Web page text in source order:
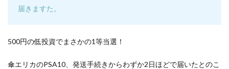
届きますた。
500円の低投資でまさかの1等当選！
傘エリカのPSA10、発送手続きからわずか2日ほどで届いたとのこ